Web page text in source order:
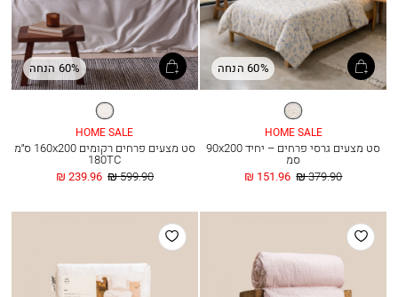
60% הנחה
פרחים
HOME SALE
סט מצעים גרסי פרחים – יחיד 90x200
סמ
החל
151.96 ₪ מחיר
379.90 ₪
60% הנחה
לבן
HOME SALE
סט מצעים פרחים רקומים 160x200 ס״מ
180TC
החל
239.96 ₪ מחיר
599.90 ₪
הוסף
למועדפים
הוסף
למועדפים